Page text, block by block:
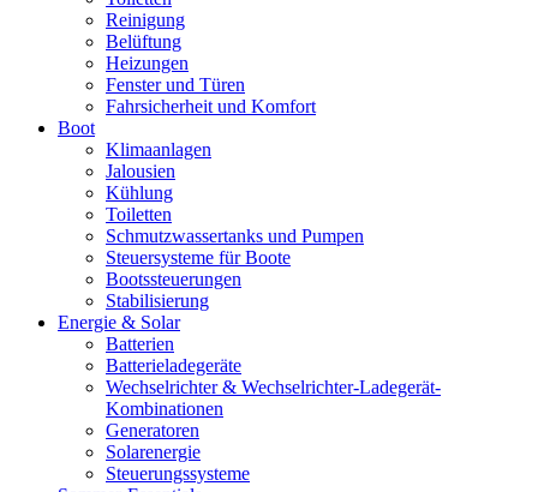
Reinigung
Belüftung
Heizungen
Fenster und Türen
Fahrsicherheit und Komfort
Boot
Klimaanlagen
Jalousien
Kühlung
Toiletten
Schmutzwassertanks und Pumpen
Steuersysteme für Boote
Bootssteuerungen
Stabilisierung
Energie & Solar
Batterien
Batterieladegeräte
Wechselrichter & Wechselrichter-Ladegerät-
Kombinationen
Generatoren
Solarenergie
Steuerungssysteme